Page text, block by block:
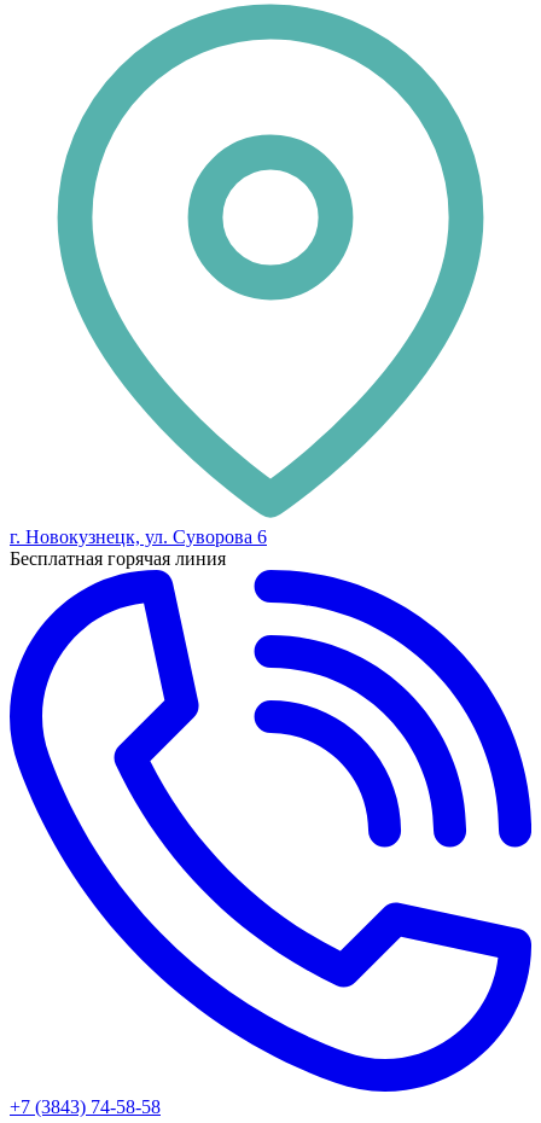
г. Новокузнецк, ул. Суворова 6
Бесплатная горячая линия
+7 (3843) 74-58-58